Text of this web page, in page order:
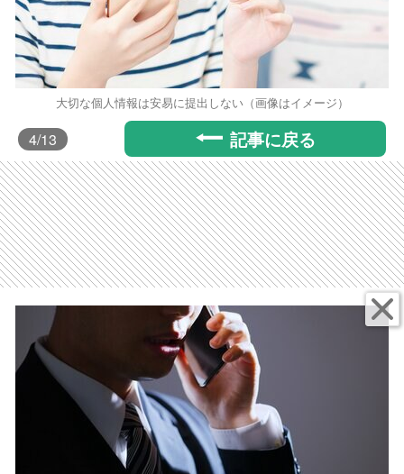
大切な個人情報は安易に提出しない（画像はイメージ）
4/13 記事に戻る